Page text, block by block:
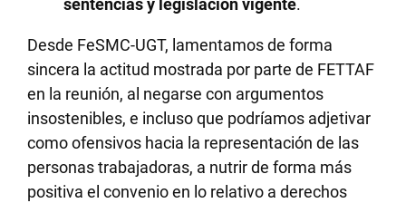
sentencias y legislación vigente.
Desde FeSMC-UGT, lamentamos de forma
sincera la actitud mostrada por parte de FETTAF
en la reunión, al negarse con argumentos
insostenibles, e incluso que podríamos adjetivar
como ofensivos hacia la representación de las
personas trabajadoras, a nutrir de forma más
positiva el convenio en lo relativo a derechos